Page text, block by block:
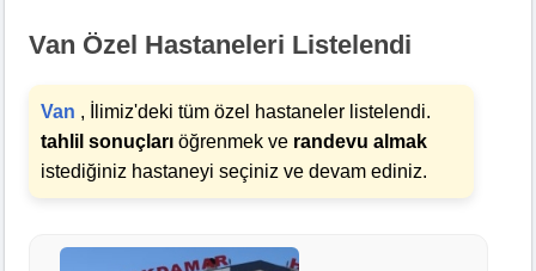
Van Özel Hastaneleri Listelendi
Van , İlimiz'deki tüm özel hastaneler listelendi.
tahlil sonuçları öğrenmek ve randevu almak
istediğiniz hastaneyi seçiniz ve devam ediniz.